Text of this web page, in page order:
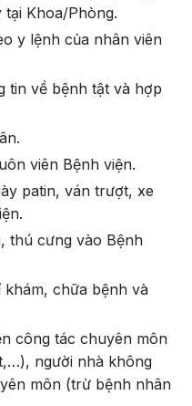
Khoa/Phòng.
y lệnh của nhân viên
tin về bệnh tật và hợp
viên Bệnh viện.
patin, ván trượt, xe
thú cưng vào Bệnh
chữa bệnh và
công tác chuyên môn
người nhà không
môn (trừ bệnh nhân